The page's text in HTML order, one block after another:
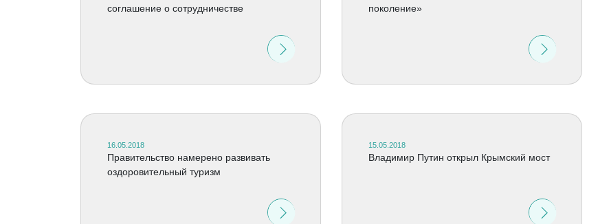
соглашение о сотрудничестве
поколение»
16.05.2018
Правительство намерено развивать
оздоровительный туризм
15.05.2018
Владимир Путин открыл Крымский мост